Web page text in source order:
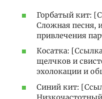
Горбатый кит:
Сложная песня,
привлечения
Косатка:
щелчков и
эхолокации и
Синий кит: